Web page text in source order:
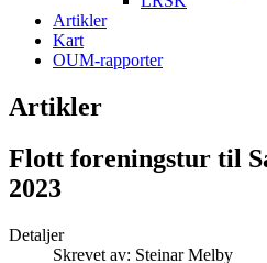
Artikler
Kart
OUM-rapporter
Artikler
Flott foreningstur til
2023
Detaljer
Skrevet av: Steinar Melby